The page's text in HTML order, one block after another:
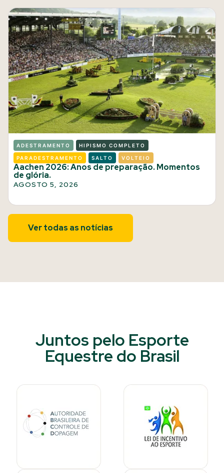
ADESTRAMENTO HIPISMO COMPLETO
PARADESTRAMENTO SALTO VOLTEIO
Aachen 2026: Anos de preparação. Momentos
de glória.
AGOSTO 5, 2026
Ver todas as notícias
Juntos pelo Esporte
Equestre do Brasil​